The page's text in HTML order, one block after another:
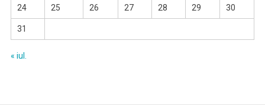
24 25 26 27 28 29 30
31
« iul.